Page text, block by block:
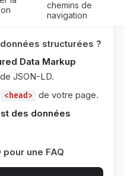
chemins de
navigation
structurées ?
Data Markup
JSON-LD.
<head>
de votre page.
des données
une FAQ